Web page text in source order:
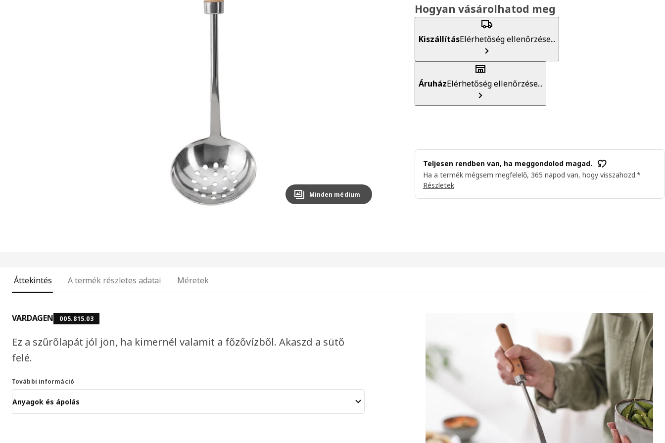
Minden médium
Hogyan vásárolhatod meg
KiszállításElérhetőség ellenőrzése...
ÁruházElérhetőség ellenőrzése...
Teljesen rendben van, ha meggondolod magad.
Ha a termék mégsem megfelelő, 365 napod van, hogy visszahozd.*
Részletek
Áttekintés A termék részletes adatai Méretek
VARDAGEN 005.815.03
Ez a szűrőlapát jól jön, ha kimernél valamit a főzővízből. Akaszd a sütő
felé.
További információ
Anyagok és ápolás